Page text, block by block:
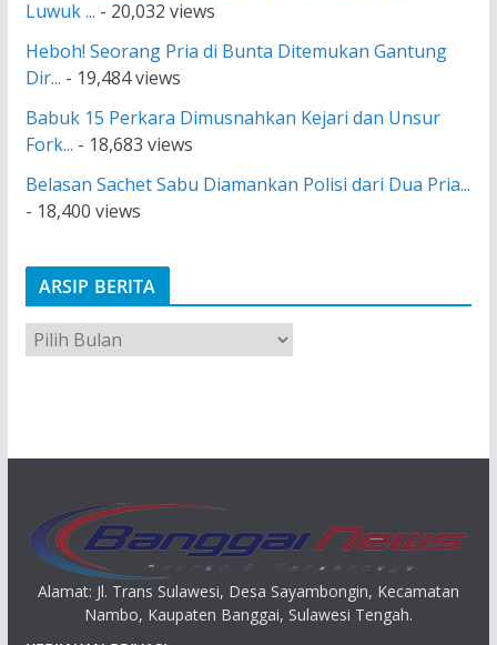
Luwuk ... - 20,032 views
Heboh! Seorang Pria di Bunta Ditemukan Gantung
Dir... - 19,484 views
Babuk 15 Perkara Dimusnahkan Kejari dan Unsur
Fork... - 18,683 views
Belasan Sachet Sabu Diamankan Polisi dari Dua Pria...
- 18,400 views
ARSIP BERITA
A
r
Alamat: Jl. Trans Sulawesi, Desa Sayambongin, Kecamatan
Nambo, Kaupaten Banggai, Sulawesi Tengah.